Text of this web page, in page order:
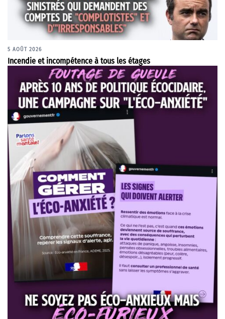
5 AOÛT 2026
Incendie et incompétence à tous les étages